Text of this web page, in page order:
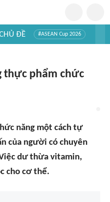
ĐỀ #ASEAN Cup 2026
thực phẩm chức
năng một cách tự
của người có chuyên
dư thừa vitamin,
cho cơ thể.